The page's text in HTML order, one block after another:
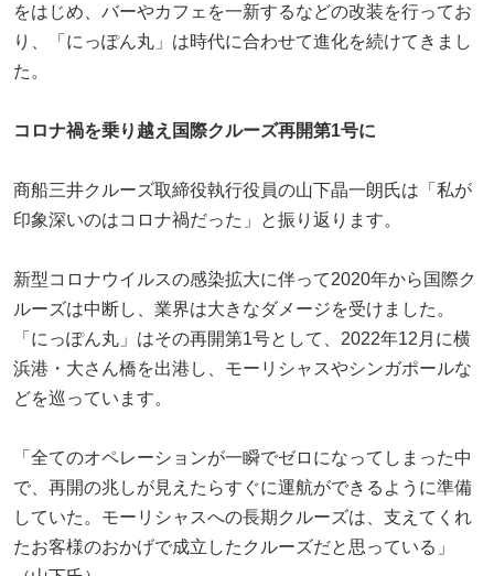
をはじめ、バーやカフェを一新するなどの改装を行ってお
り、「にっぽん丸」は時代に合わせて進化を続けてきまし
た。
コロナ禍を乗り越え国際クルーズ再開第1号に
商船三井クルーズ取締役執行役員の山下晶一朗氏は「私が
印象深いのはコロナ禍だった」と振り返ります。
新型コロナウイルスの感染拡大に伴って2020年から国際ク
ルーズは中断し、業界は大きなダメージを受けました。
「にっぽん丸」はその再開第1号として、2022年12月に横
浜港・大さん橋を出港し、モーリシャスやシンガポールな
どを巡っています。
「全てのオペレーションが一瞬でゼロになってしまった中
で、再開の兆しが見えたらすぐに運航ができるように準備
していた。モーリシャスへの長期クルーズは、支えてくれ
たお客様のおかげで成立したクルーズだと思っている」